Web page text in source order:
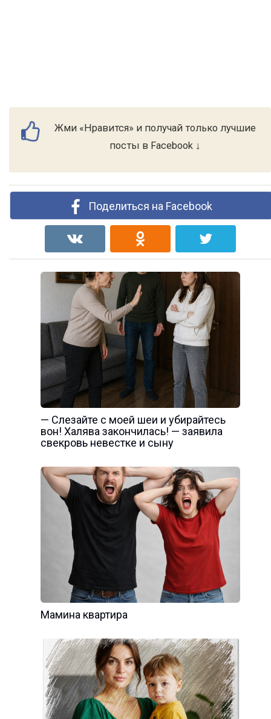
Жми «Нравится» и получай только лучшие
посты в Facebook ↓
Поделиться на Facebook
— Слезайте с моей шеи и убирайтесь
вон! Халява закончилась! — заявила
свекровь невестке и сыну
Мамина квартира